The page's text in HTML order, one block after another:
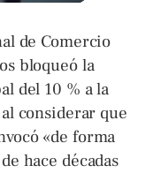
de Comercio
bloqueó la
del 10 % a la
considerar que
«de forma
hace décadas